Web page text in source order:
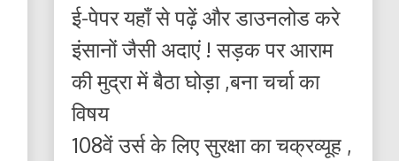
ई-पेपर यहाँ से पढ़ें और डाउनलोड करे
इंसानों जैसी अदाएं ! सड़क पर आराम
की मुद्रा में बैठा घोड़ा ,बना चर्चा का
विषय
108वें उर्स के लिए सुरक्षा का चक्रव्यूह ,